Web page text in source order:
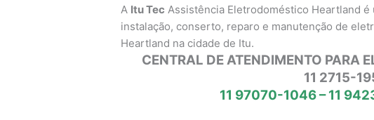
A Itu Tec Assistência Eletrodoméstico Heartland é
instalação, conserto, reparo e manutenção de
Heartland na cidade de Itu.
CENTRAL DE ATENDIMENTO PARA
11 2715-
11 97070-1046 – 11